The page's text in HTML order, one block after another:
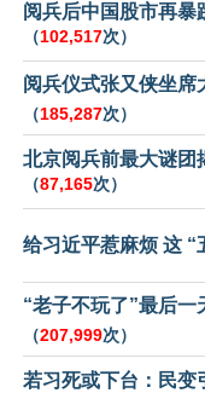
阅兵后中国股市再暴
（102,517次）
阅兵仪式张又侠坐席
（185,287次）
北京阅兵前最大谜团
（87,165次）
给习近平惹麻烦 这 “
“老子不玩了”最后一
（207,999次）
若习死或下台：民变